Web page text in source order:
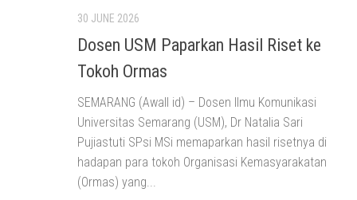
30 JUNE 2026
Dosen USM Paparkan Hasil Riset ke
Tokoh Ormas
SEMARANG (Awall id) – Dosen Ilmu Komunikasi
Universitas Semarang (USM), Dr Natalia Sari
Pujiastuti SPsi MSi memaparkan hasil risetnya di
hadapan para tokoh Organisasi Kemasyarakatan
(Ormas) yang...